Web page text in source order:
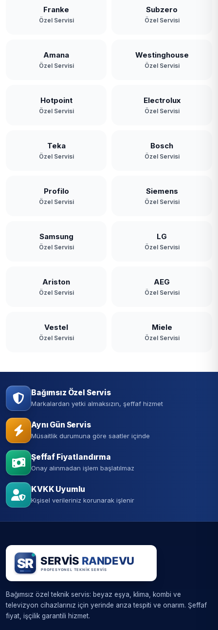
Franke
Özel Servisi
Subzero
Özel Servisi
Amana
Özel Servisi
Westinghouse
Özel Servisi
Hotpoint
Özel Servisi
Electrolux
Özel Servisi
Teka
Özel Servisi
Bosch
Özel Servisi
Profilo
Özel Servisi
Siemens
Özel Servisi
Samsung
Özel Servisi
LG
Özel Servisi
Ariston
Özel Servisi
AEG
Özel Servisi
Vestel
Özel Servisi
Miele
Özel Servisi
Bağımsız Özel Servis
Markalardan yetki almaksızın, şeffaf hizmet
Aynı Gün Servis
Müsaitlik durumuna göre saatler içinde
Şeffaf Fiyatlandırma
Onay alınmadan işlem başlatılmaz
KVKK Uyumlu
Kişisel verileriniz korunarak işlenir
Bağımsız özel teknik servis: beyaz eşya, klima, kombi ve
televizyon cihazlarınız için yerinde arıza tespiti ve onarım. Şeffaf
fiyat, işçilik garantili hizmet.